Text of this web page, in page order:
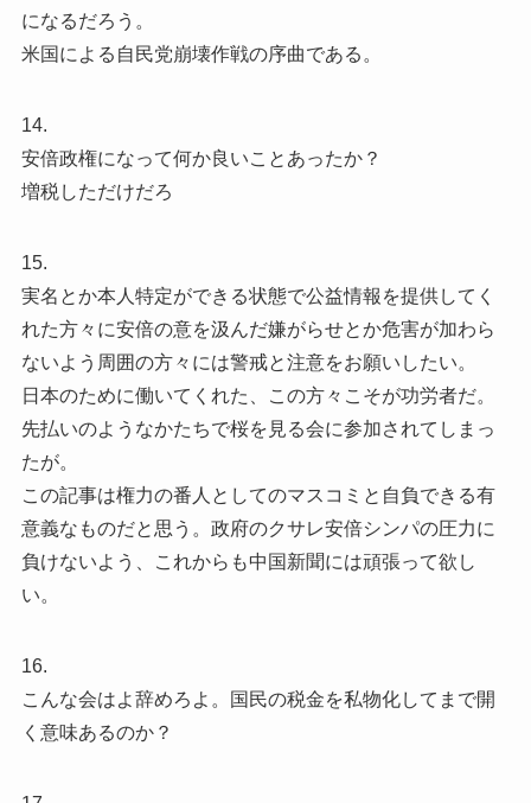
になるだろう。
米国による自民党崩壊作戦の序曲である。
14.
安倍政権になって何か良いことあったか？
増税しただけだろ
15.
実名とか本人特定ができる状態で公益情報を提供してく
れた方々に安倍の意を汲んだ嫌がらせとか危害が加わら
ないよう周囲の方々には警戒と注意をお願いしたい。
日本のために働いてくれた、この方々こそが功労者だ。
先払いのようなかたちで桜を見る会に参加されてしまっ
たが。
この記事は権力の番人としてのマスコミと自負できる有
意義なものだと思う。政府のクサレ安倍シンパの圧力に
負けないよう、これからも中国新聞には頑張って欲し
い。
16.
こんな会はよ辞めろよ。国民の税金を私物化してまで開
く意味あるのか？